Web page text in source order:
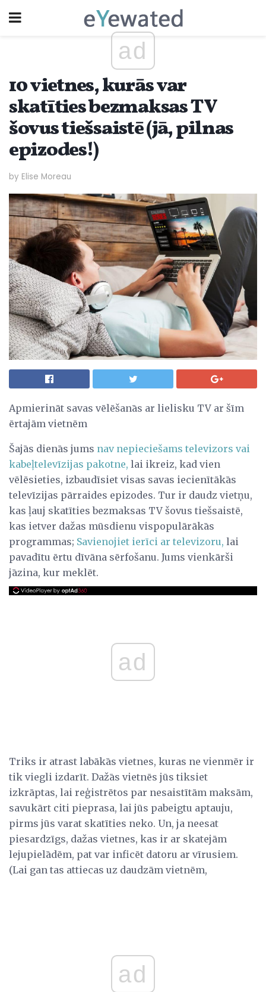
ad
10 vietnes, kurās var
skatīties bezmaksas TV
šovus tiešsaistē (jā, pilnas
epizodes!)
by Elise Moreau
Apmierināt savas vēlēšanās ar lielisku TV ar šīm
ērtajām vietnēm
Šajās dienās jums nav nepieciešams televizors vai
kabeļtelevīzijas pakotne, lai ikreiz, kad vien
vēlēsieties, izbaudīsiet visas savas iecienītākās
televīzijas pārraides epizodes. Tur ir daudz vietņu,
kas ļauj skatīties bezmaksas TV šovus tiešsaistē,
kas ietver dažas mūsdienu vispopulārākās
programmas; Savienojiet ierīci ar televizoru, lai
pavadītu ērtu dīvāna sērfošanu. Jums vienkārši
jāzina, kur meklēt.
ad
Triks ir atrast labākās vietnes, kuras ne vienmēr ir
tik viegli izdarīt. Dažās vietnēs jūs tiksiet
izkrāptas, lai reģistrētos par nesaistītām maksām,
savukārt citi pieprasa, lai jūs pabeigtu aptauju,
pirms jūs varat skatīties neko. Un, ja neesat
piesardzīgs, dažas vietnes, kas ir ar skatejām
lejupielādēm, pat var inficēt datoru ar vīrusiem.
(Lai gan tas attiecas uz daudzām vietnēm,
ad